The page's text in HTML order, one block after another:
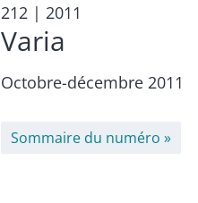
212 | 2011
Varia
Octobre-décembre 2011
Sommaire du numéro